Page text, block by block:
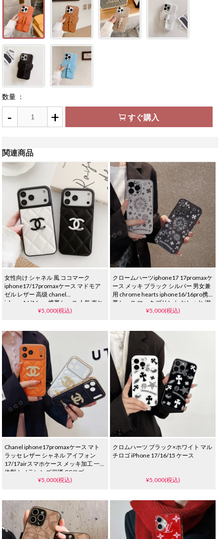
数量 ：
- + すぐ購入
関連商品
女性向け シャネル 風 ココマーク
iphone17/17promaxケース マドモア
ゼル レザー 高级 chanel
iphone16/16pro 携帯ケース 人気 売れ
筋 ブランド アイフォン 15/14/13 プロ
¥5,000(税込)
クロームハーツiphone17 17promaxケ
ース メッキ ブラック シルバー 男女兼
用 chrome hearts iphone16/16pro携
帯ケース マーク プリント おしゃれ 潮
流 ブランド iphone15/14/13ケース レ
¥5,000(税込)
Chanel iphone17promaxケース マト
ラッセ レザー シャネル アイフォン
17/17airスマホケース メッキ加工 一
体型カメラレンズ保護 CCロゴ
iphone15/14/13 proカバー レデイース
¥5,000(税込)
クロムハーツ ブラック×ホワイト マル
チロゴ iPhone 17/16/15 ケース
¥5,000(税込)